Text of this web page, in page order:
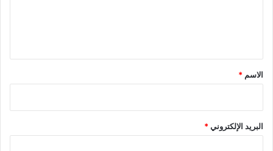
*
الاسم *
البريد الإلكتروني*